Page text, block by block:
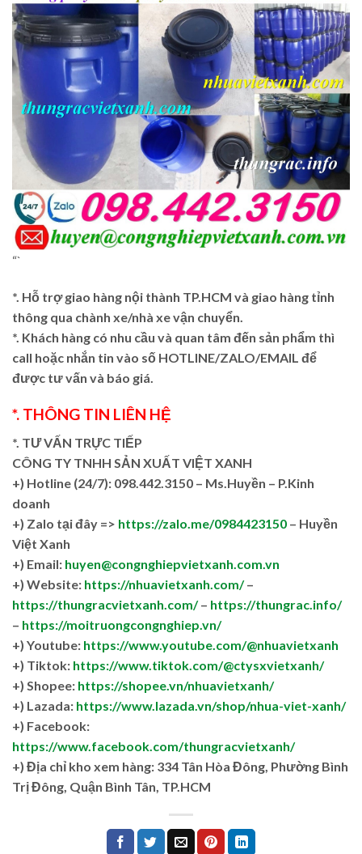
“`
*. Hỗ trợ giao hàng nội thành TP.HCM và giao hàng tỉnh
thông qua chành xe/nhà xe vận chuyển.
*. Khách hàng có nhu cầu và quan tâm đến sản phẩm thì
call hoặc nhắn tin vào số HOTLINE/ZALO/EMAIL để
được tư vấn và báo giá.
*. THÔNG TIN LIÊN HỆ
*. TƯ VẤN TRỰC TIẾP
CÔNG TY TNHH SẢN XUẤT VIỆT XANH
+) Hotline (24/7): 098.442.3150 – Ms.Huyền – P.Kinh
doanh
+) Zalo tại đây => https://zalo.me/0984423150 – Huyền
Việt Xanh
+) Email: huyen@congnghiepvietxanh.com.vn
+) Website: https://nhuavietxanh.com/–
https://thungracvietxanh.com/– https://thungrac.info/
– https://moitruongcongnghiep.vn/
+) Youtube: https://www.youtube.com/@nhuavietxanh
+) Tiktok: https://www.tiktok.com/@ctysxvietxanh/
+) Shopee: https://shopee.vn/nhuavietxanh/
+) Lazada: https://www.lazada.vn/shop/nhua-viet-xanh/
+) Facebook:
https://www.facebook.com/thungracvietxanh/
+) Địa chỉ kho xem hàng: 334 Tân Hòa Đông, Phường Bình
Trị Đông, Quận Bình Tân, TP.HCM